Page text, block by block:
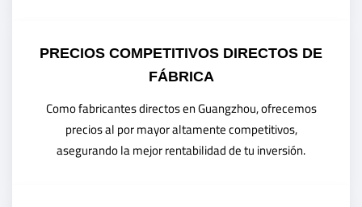
PRECIOS COMPETITIVOS DIRECTOS DE
FÁBRICA
Como fabricantes directos en Guangzhou, ofrecemos
precios al por mayor altamente competitivos,
asegurando la mejor rentabilidad de tu inversión.